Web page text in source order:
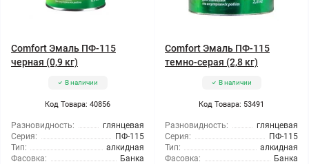
Comfort Эмаль ПФ-115
черная (0,9 кг)
В наличии
Код Товара: 40856
Разновидность:
глянцевая
Серия:
ПФ-115
Тип:
алкидная
Фасовка:
Банка
Comfort Эмаль ПФ-115
темно-серая (2,8 кг)
В наличии
Код Товара: 53491
Разновидность:
глянцевая
Серия:
ПФ-115
Тип:
алкидная
Фасовка:
Банка